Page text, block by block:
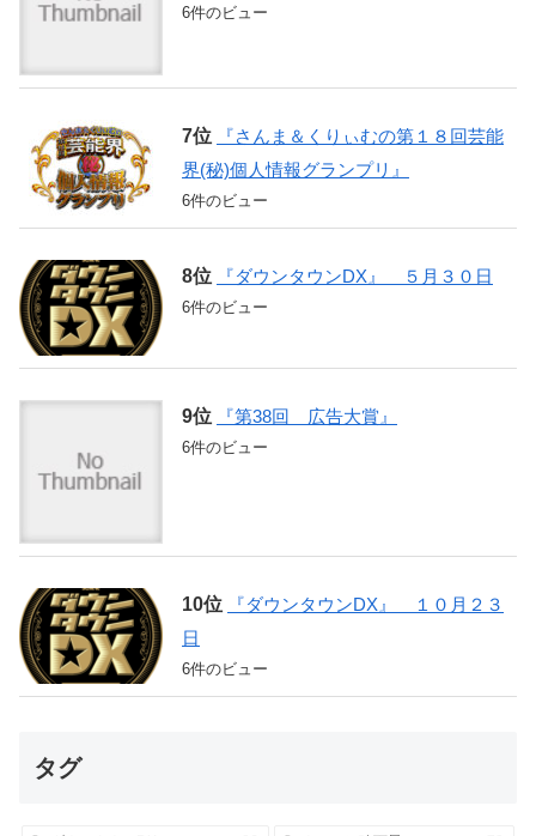
6件のビュー
『さんま＆くりぃむの第１８回芸能
界(秘)個人情報グランプリ』
6件のビュー
『ダウンタウンDX』 ５月３０日
6件のビュー
『第38回 広告大賞』
6件のビュー
『ダウンタウンDX』 １０月２３
日
6件のビュー
タグ